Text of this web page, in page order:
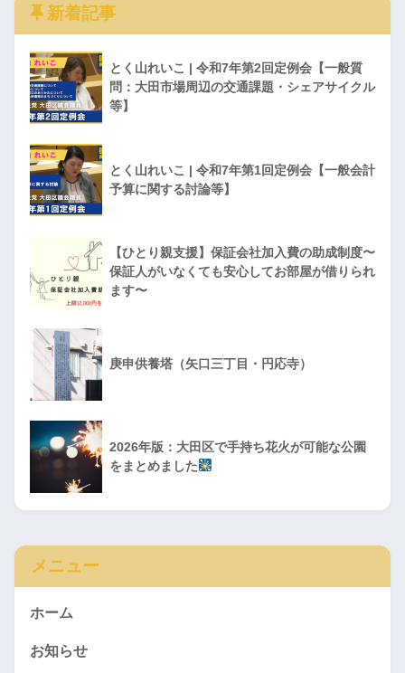
新着記事
とく山れいこ | 令和7年第2回定例会【一般質
問：大田市場周辺の交通課題・シェアサイクル
等】
とく山れいこ | 令和7年第1回定例会【一般会計
予算に関する討論等】
【ひとり親支援】保証会社加入費の助成制度〜
保証人がいなくても安心してお部屋が借りられ
ます〜
庚申供養塔（矢口三丁目・円応寺）
2026年版：大田区で手持ち花火が可能な公園
をまとめました
メニュー
ホーム
お知らせ